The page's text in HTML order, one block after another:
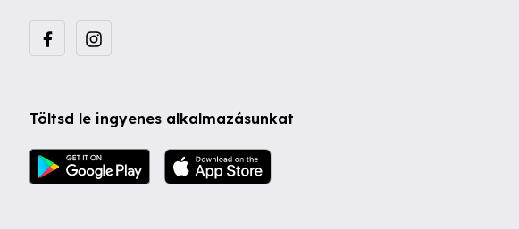
Töltsd le ingyenes alkalmazásunkat